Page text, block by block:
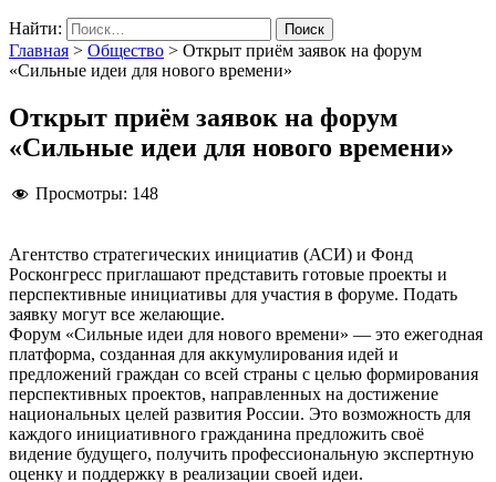
Найти:
Главная > Общество > Открыт приём заявок на форум
«Сильные идеи для нового времени»
Открыт приём заявок на форум
«Сильные идеи для нового времени»
Просмотры: 148
Агентство стратегических инициатив (АСИ) и Фонд
Росконгресс приглашают представить готовые проекты и
перспективные инициативы для участия в форуме. Подать
заявку могут все желающие.
Форум «Сильные идеи для нового времени» — это ежегодная
платформа, созданная для аккумулирования идей и
предложений граждан со всей страны с целью формирования
перспективных проектов, направленных на достижение
национальных целей развития России. Это возможность для
каждого инициативного гражданина предложить своё
видение будущего, получить профессиональную экспертную
оценку и поддержку в реализации своей идеи.